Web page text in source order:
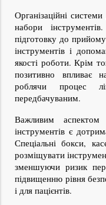
Організаційні
набори
підготовку до
інструментів і
якості роботи. Крім
позитивно впливає
роблячи процес
передбачуваним.
Важливим аспектом
інструментів є
Спеціальні бокси,
розміщувати
зменшуючи ризик
підвищенню рівня
і для пацієнтів.